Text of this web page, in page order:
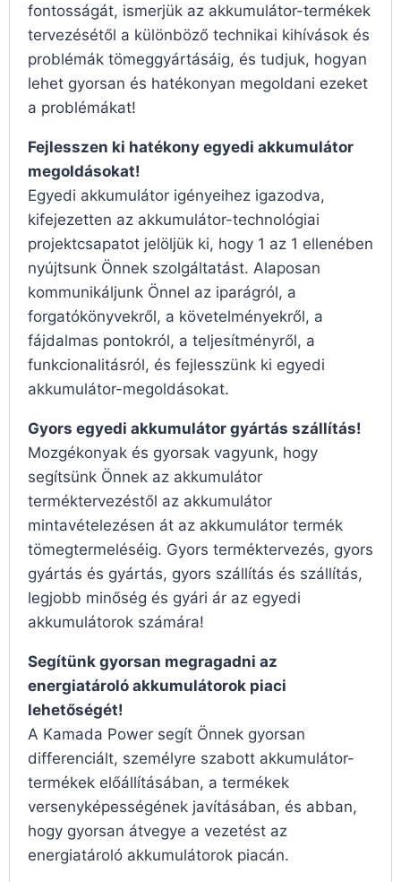
fontosságát, ismerjük az akkumulátor-termékek
tervezésétől a különböző technikai kihívások és
problémák tömeggyártásáig, és tudjuk, hogyan
lehet gyorsan és hatékonyan megoldani ezeket
a problémákat!
Fejlesszen ki hatékony egyedi akkumulátor
megoldásokat!
Egyedi akkumulátor igényeihez igazodva,
kifejezetten az akkumulátor-technológiai
projektcsapatot jelöljük ki, hogy 1 az 1 ellenében
nyújtsunk Önnek szolgáltatást. Alaposan
kommunikáljunk Önnel az iparágról, a
forgatókönyvekről, a követelményekről, a
fájdalmas pontokról, a teljesítményről, a
funkcionalitásról, és fejlesszünk ki egyedi
akkumulátor-megoldásokat.
Gyors egyedi akkumulátor gyártás szállítás!
Mozgékonyak és gyorsak vagyunk, hogy
segítsünk Önnek az akkumulátor
terméktervezéstől az akkumulátor
mintavételezésen át az akkumulátor termék
tömegtermeléséig. Gyors terméktervezés, gyors
gyártás és gyártás, gyors szállítás és szállítás,
legjobb minőség és gyári ár az egyedi
akkumulátorok számára!
Segítünk gyorsan megragadni az
energiatároló akkumulátorok piaci
lehetőségét!
A Kamada Power segít Önnek gyorsan
differenciált, személyre szabott akkumulátor-
termékek előállításában, a termékek
versenyképességének javításában, és abban,
hogy gyorsan átvegye a vezetést az
energiatároló akkumulátorok piacán.